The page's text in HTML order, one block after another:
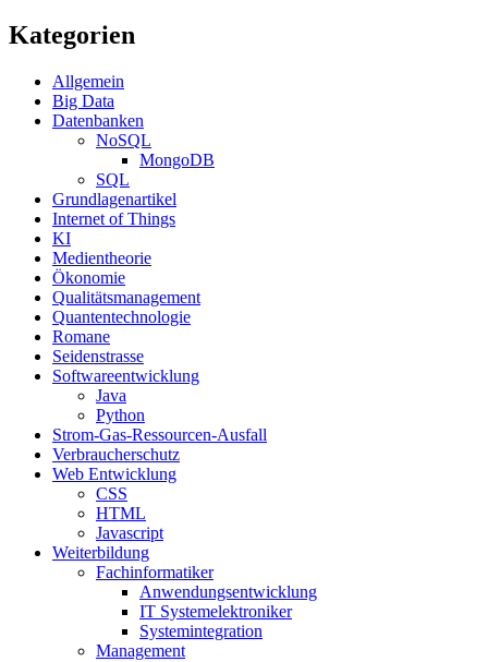
Kategorien
Allgemein
Big Data
Datenbanken
NoSQL
MongoDB
SQL
Grundlagenartikel
Internet of Things
KI
Medientheorie
Ökonomie
Qualitätsmanagement
Quantentechnologie
Romane
Seidenstrasse
Softwareentwicklung
Java
Python
Strom-Gas-Ressourcen-Ausfall
Verbraucherschutz
Web Entwicklung
CSS
HTML
Javascript
Weiterbildung
Fachinformatiker
Anwendungsentwicklung
IT Systemelektroniker
Systemintegration
Management